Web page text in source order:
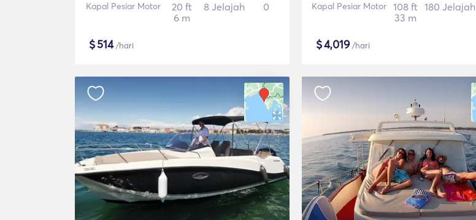
Kapal Pesiar Motor
20 ft
6 m
8 Jelajah 0
$514/hari
Kapal Pesiar Motor
108 ft
33 m
180 Jelajah
$4,019/hari